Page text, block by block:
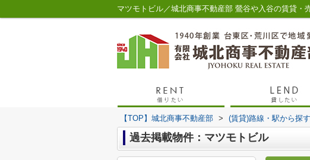
マツモトビル／城北商事不動産部 鶯谷や入谷の賃貸・
【TOP】城北商事不動産部 > (賃貸)路線・駅から探す
過去掲載物件：マツモトビル